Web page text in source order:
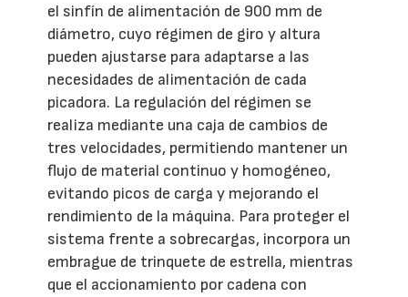
el sinfín de alimentación de 900 mm de
diámetro, cuyo régimen de giro y altura
pueden ajustarse para adaptarse a las
necesidades de alimentación de cada
picadora. La regulación del régimen se
realiza mediante una caja de cambios de
tres velocidades, permitiendo mantener un
flujo de material continuo y homogéneo,
evitando picos de carga y mejorando el
rendimiento de la máquina. Para proteger el
sistema frente a sobrecargas, incorpora un
embrague de trinquete de estrella, mientras
que el accionamiento por cadena con